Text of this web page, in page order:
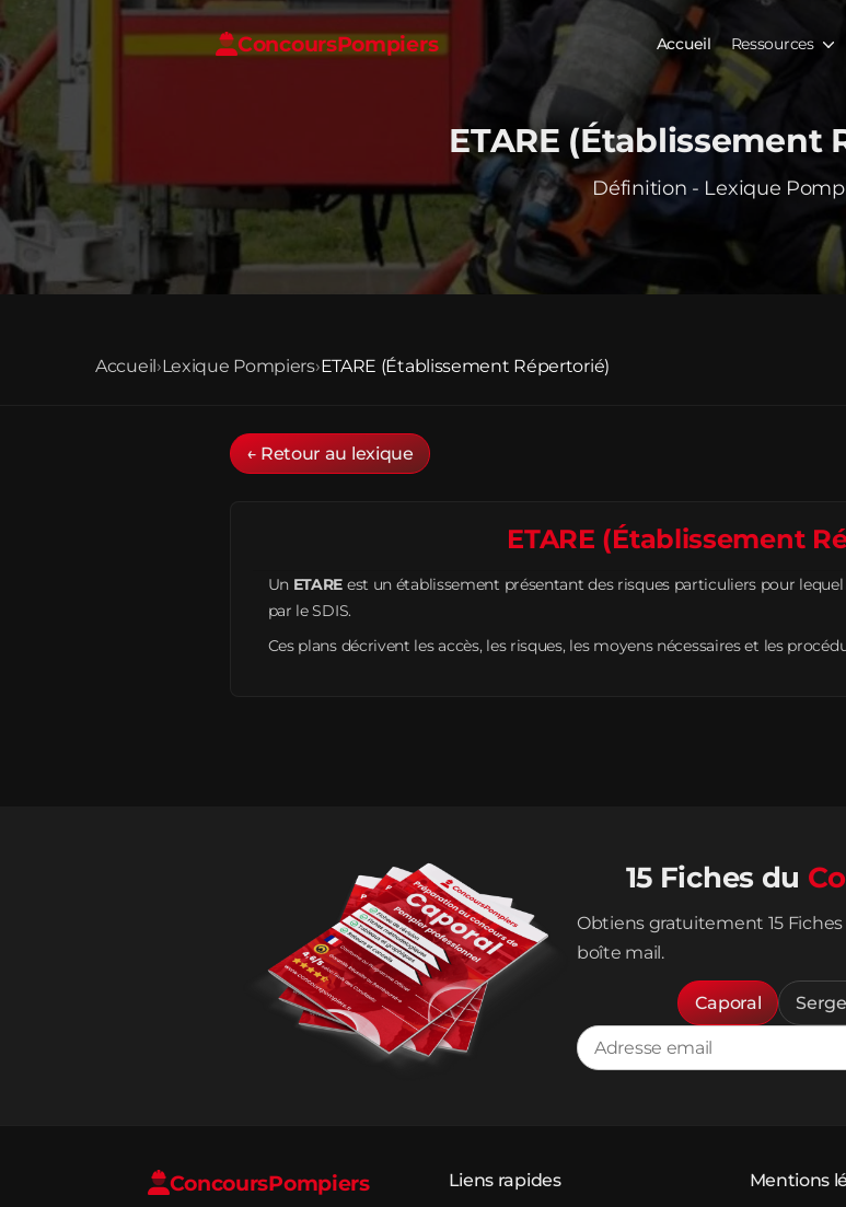
ConcoursPompiers Accueil Ressources
ETARE (Établissement
Définition - Lexique
Accueil›Lexique Pompiers›ETARE (Établissement Répertorié)
← Retour au lexique
ETARE (Établissement
Un ETARE est un établissement présentant des risques particuliers pour
par le SDIS.
Ces plans décrivent les accès, les risques, les moyens nécessaires et les
15 Fiches du
Obtiens gratuitement 15
boîte mail.
Caporal
ConcoursPompiers Liens rapides Mentions